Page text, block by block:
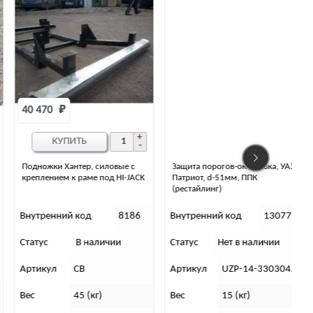
Подножки Хантер, силовые с
креплением к раме под HI-JACK
40 470 ₽
Внутренний код 8186
Статус В наличии
Артикул
Вес 45 (кг)
КУПИТЬ
Защита порогов-окантовка, УАЗ-
Патриот, d-51мм, ППК
(рестайлинг)
Внутренний код 13077
Статус Нет в наличии
Артикул UZP-14-330304.11
Вес 15 (кг)